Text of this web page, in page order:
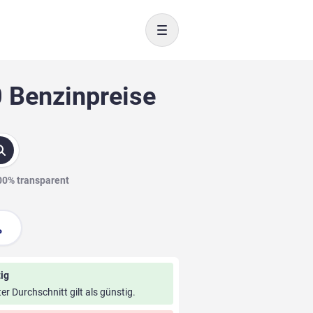
Toggle navigation
Benzinpreise
transparent
Durchschnitt gilt als günstig.